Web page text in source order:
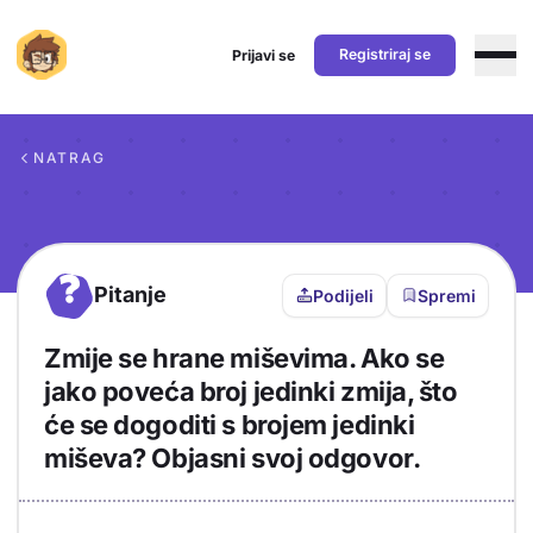
Prijavi se Registriraj se
NATRAG
? Pitanje Podijeli Spremi
Zmije se hrane miševima. Ako se
jako poveća broj jedinki zmija, što
će se dogoditi s brojem jedinki
miševa? Objasni svoj odgovor.